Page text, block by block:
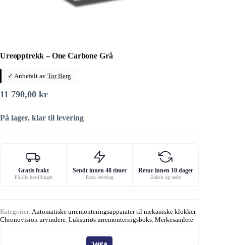
Ureopptrekk – One Carbone Grå
✓ Anbefalt av Tor Berg
11 790,00 kr
På lager, klar til levering
Gratis frakt
På alle bestillinger
Sendt innen 48 timer
Rask levering
Retur innen 10 dager
Enkelt og raskt
Kategorier: Automatiske urremonteringsapparater til mekaniske klokker,
Chronovision urvindere Luksuriøs urremonteringsboks Merkesamlere